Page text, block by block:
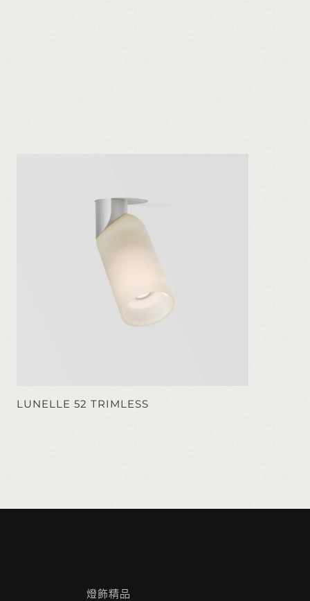
LUNELLE 52 TRIMLESS
燈飾精品